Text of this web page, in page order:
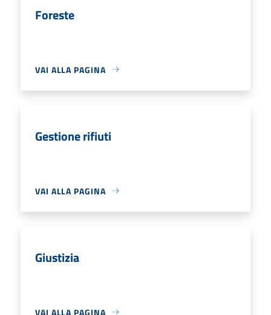
Foreste
VAI ALLA PAGINA
Gestione rifiuti
VAI ALLA PAGINA
Giustizia
VAI ALLA PAGINA